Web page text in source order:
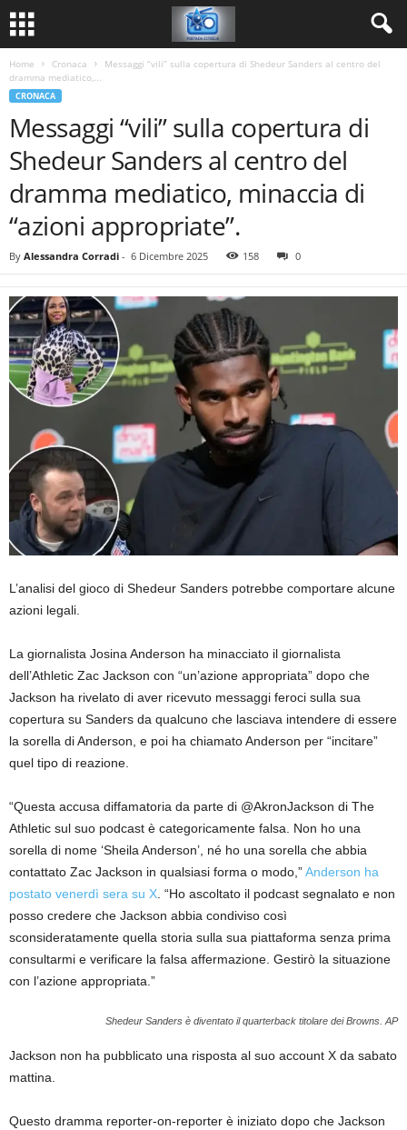
Home Cronaca
Messaggi “vili” sulla copertura di Shedeur Sanders al centro del
dramma mediatico,...
CRONACA
Messaggi “vili” sulla copertura di
Shedeur Sanders al centro del
dramma mediatico, minaccia di
“azioni appropriate”.
By Alessandra Corradi - 6 Dicembre 2025 158 0
L’analisi del gioco di Shedeur Sanders potrebbe comportare alcune
azioni legali.
La giornalista Josina Anderson ha minacciato il giornalista
dell’Athletic Zac Jackson con “un’azione appropriata” dopo che
Jackson ha rivelato di aver ricevuto messaggi feroci sulla sua
copertura su Sanders da qualcuno che lasciava intendere di essere
la sorella di Anderson, e poi ha chiamato Anderson per “incitare”
quel tipo di reazione.
“Questa accusa diffamatoria da parte di @AkronJackson di The
Athletic sul suo podcast è categoricamente falsa. Non ho una
sorella di nome ‘Sheila Anderson’, né ho una sorella che abbia
contattato Zac Jackson in qualsiasi forma o modo,”Anderson ha
postato venerdì sera su X . “Ho ascoltato il podcast segnalato e non
posso credere che Jackson abbia condiviso così
sconsideratamente quella storia sulla sua piattaforma senza prima
consultarmi e verificare la falsa affermazione. Gestirò la situazione
con l’azione appropriata.”
Shedeur Sanders è diventato il quarterback titolare dei Browns. AP
Jackson non ha pubblicato una risposta al suo account X da sabato
mattina.
Questo dramma reporter-on-reporter è iniziato dopo che Jackson